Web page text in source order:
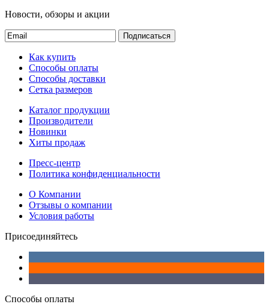
Новости, обзоры и акции
Подписаться
Как купить
Способы оплаты
Способы доставки
Сетка размеров
Каталог продукции
Производители
Новинки
Хиты продаж
Пресс-центр
Политика конфиденциальности
О Компании
Отзывы о компании
Условия работы
Присоединяйтесь
Способы оплаты